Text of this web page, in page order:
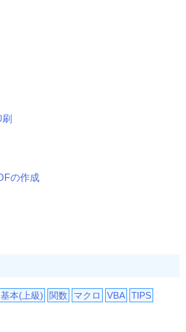
の作成
基本(上級) 関数 マクロ VBA TIPS